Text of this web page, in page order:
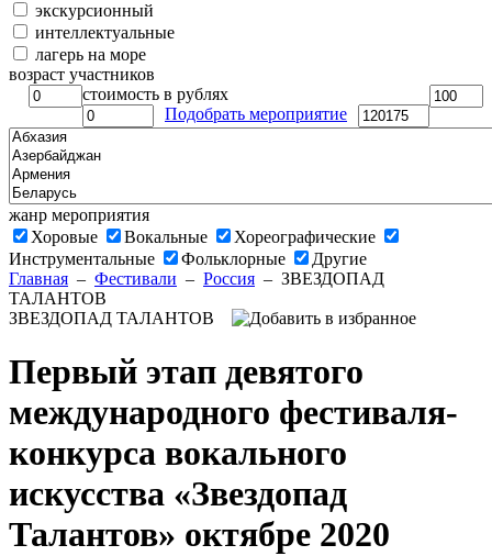
экскурсионный
интеллектуальные
лагерь на море
возраст участников
стоимость в рублях
Подобрать мероприятие
жанр мероприятия
Хоровые
Вокальные
Хореографические
Инструментальные
Фольклорные
Другие
Главная – Фестивали – Россия – ЗВЕЗДОПАД
ТАЛАНТОВ
ЗВЕЗДОПАД ТАЛАНТОВ
Первый этап девятого
международного фестиваля-
конкурса вокального
искусства «Звездопад
Талантов» октябре 2020